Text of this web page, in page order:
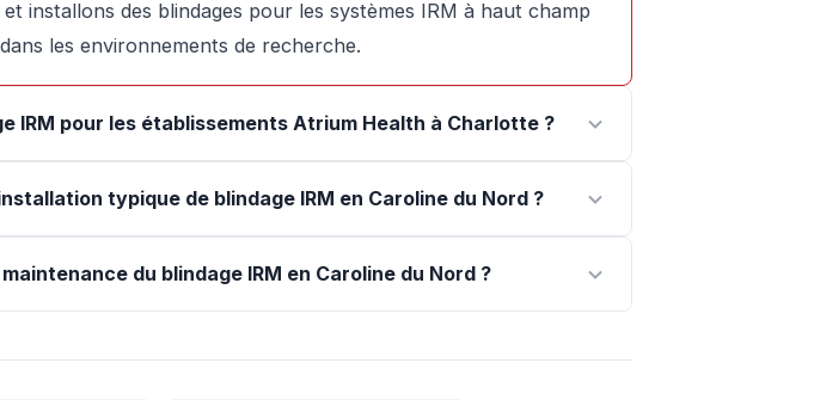
installons des blindages pour les systèmes IRM à haut champ
les environnements de recherche.
IRM pour les établissements Atrium Health à Charlotte ?
typique de blindage IRM en Caroline du Nord ?
du blindage IRM en Caroline du Nord ?